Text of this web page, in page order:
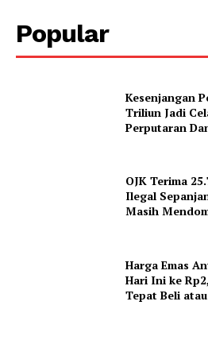
Popular
Kesenjangan
Triliun Jadi
Perputaran
OJK Terima
Ilegal
Masih
Harga Emas
Hari Ini ke
Tepat Beli